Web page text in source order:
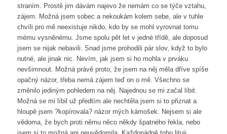
straním. Prostě jim dávám najevo že nemám co se týče vztahu,
zájem. Možná jsem sobec a nekoukám kolem sebe, ale v tuhle
chvíli pro mě neexistuje nikdo, kdo by se mohl vyrovnat tomu
mému vysněnému. Jsme spolu pět let v jedné třídě, ale doposud
jsem se nijak nebavili. Snad jsme prohodili pár slov, když to bylo
nutné, ale jinak nic. Nevím, jak jsem si ho mohla v prváku
nevšimnout. Možná právě proto, že jsem na něj měla dříve spíše
opačný názor, třeba nemá zájem teď on o mě. Všechno se
změnilo jediným pohledem na něj. Najednou se mi začal líbit.
Možná se mi líbil už předtím ale nechtěla jsem si to přiznat a
hloupě jsem ?kopírovala? názor mých kámošek. Nejsem si ale
vědoma, že bych proti němu něco někdy špatného řekla, nebo